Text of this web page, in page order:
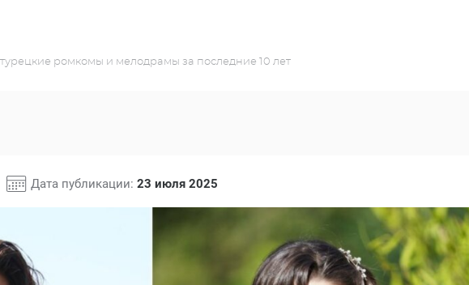
ромкомы и мелодрамы за последние 10 лет
Дата публикации: 23 июля 2025